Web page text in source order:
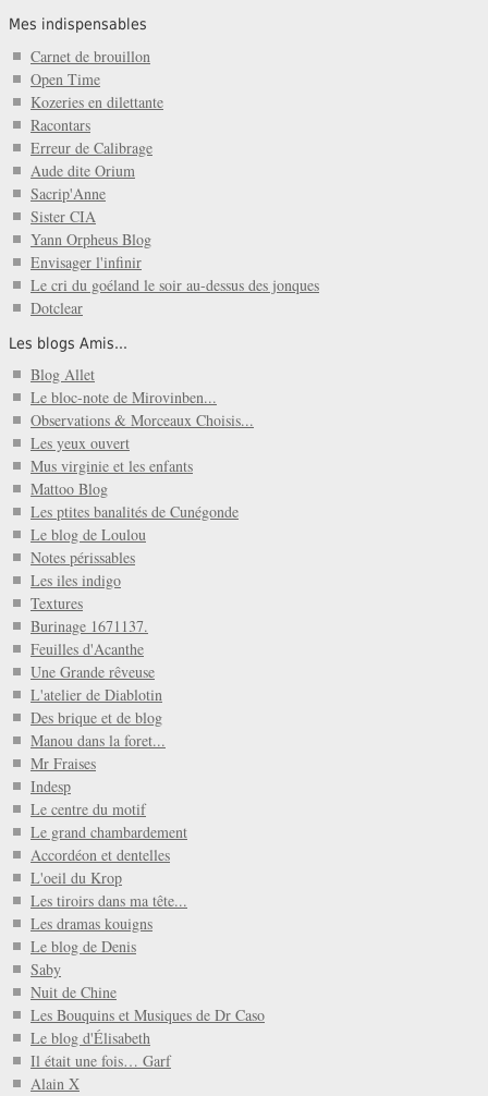
Mes indispensables
Carnet de brouillon
Open Time
Kozeries en dilettante
Racontars
Erreur de Calibrage
Aude dite Orium
Sacrip'Anne
Sister CIA
Yann Orpheus Blog
Envisager l'infinir
Le cri du goéland le soir au-dessus des jonques
Dotclear
Les blogs Amis...
Blog Allet
Le bloc-note de Mirovinben...
Observations & Morceaux Choisis...
Les yeux ouvert
Mus virginie et les enfants
Mattoo Blog
Les ptites banalités de Cunégonde
Le blog de Loulou
Notes périssables
Les iles indigo
Textures
Burinage 1671137.
Feuilles d'Acanthe
Une Grande rêveuse
L'atelier de Diablotin
Des brique et de blog
Manou dans la foret...
Mr Fraises
Indesp
Le centre du motif
Le grand chambardement
Accordéon et dentelles
L'oeil du Krop
Les tiroirs dans ma tête...
Les dramas kouigns
Le blog de Denis
Saby
Nuit de Chine
Les Bouquins et Musiques de Dr Caso
Le blog d'Élisabeth
Il était une fois… Garf
Alain X